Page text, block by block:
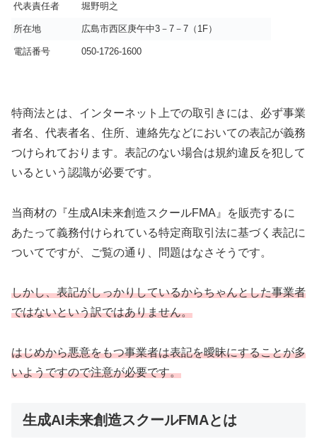
代表責任者 堀野明之
所在地 広島市西区庚午中3－7－7（1F）
電話番号 050-1726-1600
特商法とは、インターネット上での取引きには、必ず事業
者名、代表者名、住所、連絡先などにおいての表記が義務
つけられております。表記のない場合は規約違反を犯して
いるという認識が必要です。
当商材の『生成AI未来創造スクールFMA』を販売するに
あたって義務付けられている特定商取引法に基づく表記に
ついてですが、ご覧の通り、問題はなさそうです。
しかし、表記がしっかりしているからちゃんとした事業者
ではないという訳ではありません。
はじめから悪意をもつ事業者は表記を曖昧にすることが多
いようですので注意が必要です。
生成AI未来創造スクールFMAとは